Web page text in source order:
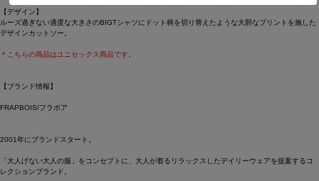
【デザイン】
ルーズ過ぎない適度な大きさのBIGTシャツにドット柄を切り替えたような大胆なプリントを施した
デザインカットソー。
＊こちらの商品はユニセックス商品です。
【ブランド情報】
FRAPBOIS/フラボア
2001年にブランドスタート。
「大人げない大人の服」をコンセプトに、大人が着るリラックスしたデイリーウェアを提案するコ
レクションブランド。